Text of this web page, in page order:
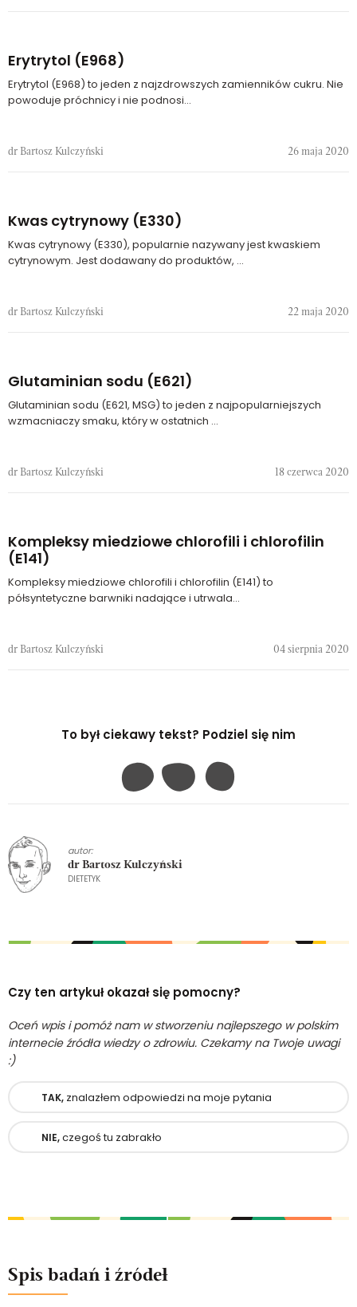
Erytrytol (E968)
Erytrytol (E968) to jeden z najzdrowszych zamienników cukru. Nie
powoduje próchnicy i nie podnosi...
dr Bartosz Kulczyński 26 maja 2020
Kwas cytrynowy (E330)
Kwas cytrynowy (E330), popularnie nazywany jest kwaskiem
cytrynowym. Jest dodawany do produktów, ...
dr Bartosz Kulczyński 22 maja 2020
Glutaminian sodu (E621)
Glutaminian sodu (E621, MSG) to jeden z najpopularniejszych
wzmacniaczy smaku, który w ostatnich ...
dr Bartosz Kulczyński 18 czerwca 2020
Kompleksy miedziowe chlorofili i chlorofilin
(E141)
Kompleksy miedziowe chlorofili i chlorofilin (E141) to
półsyntetyczne barwniki nadające i utrwala...
dr Bartosz Kulczyński 04 sierpnia 2020
To był ciekawy tekst? Podziel się nim
autor:
dr Bartosz Kulczyński
DIETETYK
Czy ten artykuł okazał się pomocny?
Oceń wpis i pomóż nam w stworzeniu najlepszego w polskim
internecie źródła wiedzy o zdrowiu. Czekamy na Twoje uwagi
:)
TAK, znalazłem odpowiedzi na moje pytania
NIE,czegoś tu zabrakło
Spis badań i źródeł